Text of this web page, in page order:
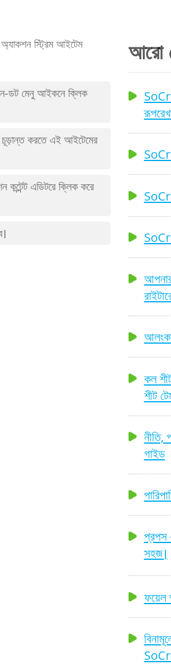
অ্যাকশন স্ট্রিম আইটেম
ডট মেনু আইকনে ক্লিক
চূড়ান্ত করতে এই আইটেমের
এডিটরে ক্লিক করে
আরো
কল
শীট
নীতি,
গাইড
প্রপস
সহজ।
ফয়েল